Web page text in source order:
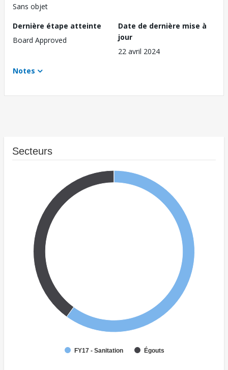
Sans objet
Dernière étape atteinte
Board Approved
Date de dernière mise à
jour
22 avril 2024
Notes
Secteurs
FY17 - Sanitation Égouts